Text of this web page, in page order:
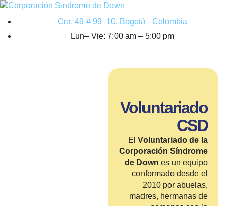
Cra. 49 # 99–10, Bogotá - Colombia
Lun– Vie: 7:00 am – 5:00 pm
Voluntariado
CSD
El Voluntariado de la
Corporación Síndrome
de Down es un equipo
conformado desde el
2010 por abuelas,
madres, hermanas de